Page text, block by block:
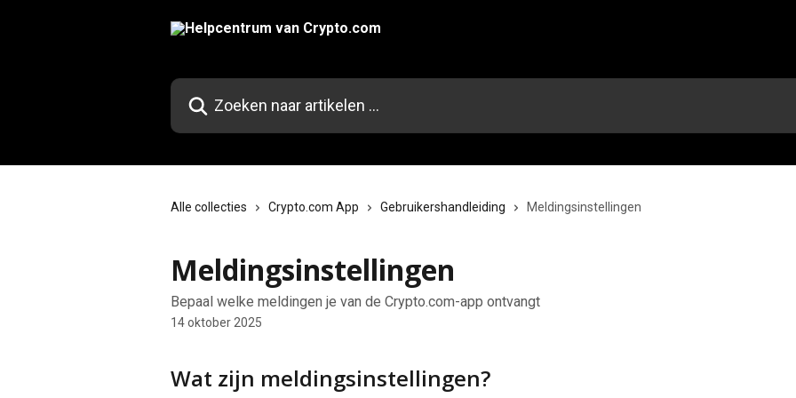
Zoeken naar artikelen ...
Alle collecties Crypto.com App Gebruikershandleiding Meldingsinstellingen
Meldingsinstellingen
Bepaal welke meldingen je van de Crypto.com-app ontvangt
14 oktober 2025
Wat zijn meldingsinstellingen?